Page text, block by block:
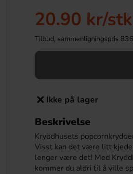
Kinder Maxi 21g
9.90 kr
20.90 kr/stk
Tilbud, sammenligningspris
Ikke på lager
Beskrivelse
Kryddhusets
Visst kan det være litt
lenger være det! Med
kommer du aldri til å ville